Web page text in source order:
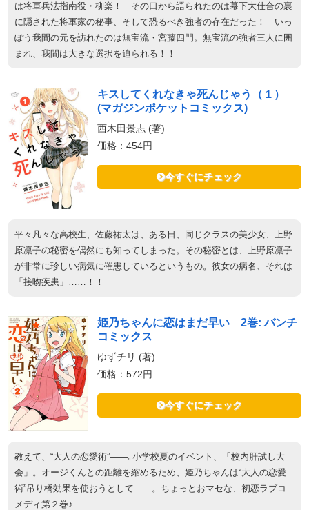
は将軍兵法指南役・柳楽！ その口から語られたのは幕下大仕合の裏
に隠された将軍家の秘事、そして恐るべき強者の存在だった！ いっ
ぽう我間の元を訪れたのは無宝流・宮藤四門。無宝流の強者三人に囲
まれ、我間は大きな選択を迫られる！！
キスしてくれなきゃ死んじゃう（１）
(マガジンポケットコミックス)
西木田景志 (著)
価格：454円
今すぐにチェック
平々凡々な高校生、佐藤祐太は、ある日、同じクラスの美少女、上野
原凛子の秘密を偶然にも知ってしまった。その秘密とは、上野原凛子
が非常に珍しい病気に罹患しているというもの。彼女の病名、それは
「接吻疾患」……！！
姫乃ちゃんに恋はまだ早い 2巻: バンチ
コミックス
ゆずチリ (著)
価格：572円
今すぐにチェック
教えて、“大人の恋愛術”――｡小学校夏のイベント、「校内肝試し大
会」。オージくんとの距離を縮めるため、姫乃ちゃんは“大人の恋愛
術”吊り橋効果を使おうとして――。ちょっとおマセな、初恋ラブコ
メディ第２巻♪